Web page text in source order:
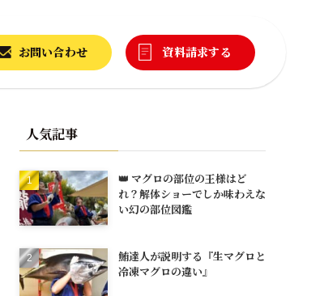
お問い合わせ 資料請求する
人気記事
👑 マグロの部位の王様はど
れ？解体ショーでしか味わえな
い幻の部位図鑑
鮪達人が説明する『生マグロと
冷凍マグロの違い』